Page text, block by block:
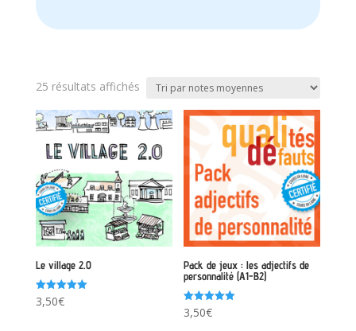
25 résultats affichésTrié
note
moyenne
Le village 2.0
Note
5.00
3,50€
Pack de jeux : les adjectifs de
personnalité (A1-B2)
Note
5.00
3,50€